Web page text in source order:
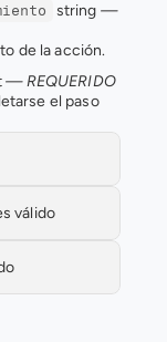
string —
de la acción.
— REQUERIDO
el paso
válido